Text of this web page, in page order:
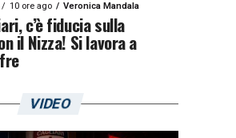
10 ore ago Veronica Mandala
c’è fiducia sulla
il Nizza! Si lavora a
VIDEO